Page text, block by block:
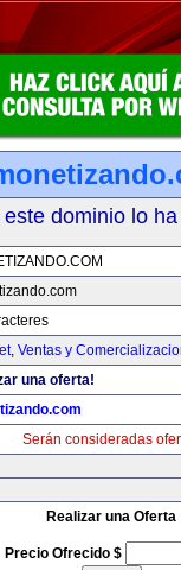
dominio lo
, Ventas y
una oferta!
Serán consideradas
Realizar una Oferta
Precio Ofrecido $